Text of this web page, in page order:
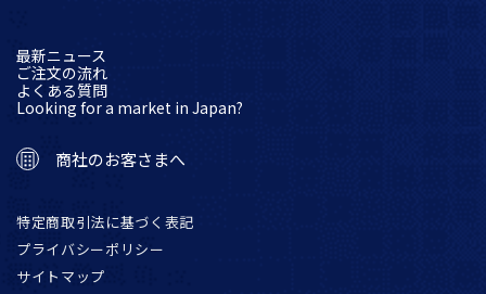
最新ニュース
ご注文の流れ
よくある質問
Looking for a market in Japan?
商社のお客さまへ
特定商取引法に基づく表記
プライバシーポリシー
サイトマップ